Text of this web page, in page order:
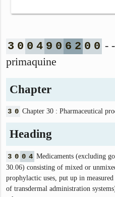
3 0 0 4 9 0 6 2 0 0 -
primaquine
Chapter
3 0 Chapter 30 : Pharmaceutical
Heading
3 0 0 4 Medicaments (excluding
30.06) consisting of mixed or
prophylactic uses, put up in
of transdermal administration